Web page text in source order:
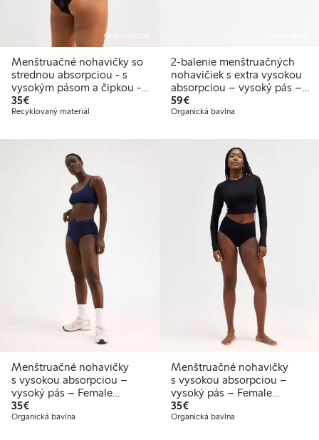
Online edition
Menštruačné nohavičky so
strednou absorpciou - s
vysokým pásom a čipkou -
Female Engineering
35€35,00 €
Recyklovaný materiál
2-balenie menštruačných
nohavičiek s extra vysokou
absorpciou – vysoký pás –
Female Engineering
59€59,00 €
Organická bavlna
Menštruačné nohavičky
s vysokou absorpciou –
vysoký pás – Female
Engineering
35€35,00 €
Organická bavlna
Menštruačné nohavičky
s vysokou absorpciou –
vysoký pás – Female
Engineering
35€35,00 €
Organická bavlna